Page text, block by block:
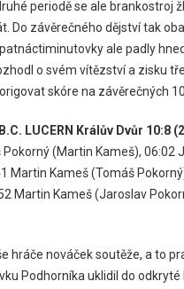
periodě se ale
Do závěrečného dějství tak
ale padly
o svém vítězství a zisku
skóre na závěrečných
LUCERN Králův Dvůr 10:8
Pokorný(Martin Kameš), 06:02
Martin Kameš(Tomáš
Martin Kameš(Jaroslav
hráče nováček soutěže, a to
Podhorníka uklidil do